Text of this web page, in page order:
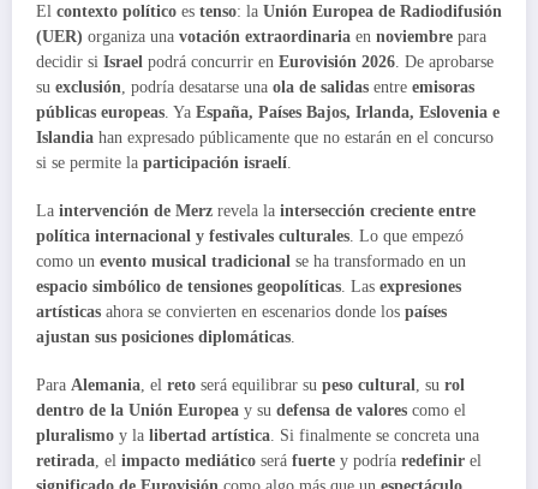
El contexto político es tenso: la Unión Europea de Radiodifusión
(UER) organiza una votación extraordinaria en noviembre para
decidir si Israel podrá concurrir en Eurovisión 2026 . De aprobarse
su exclusión , podría desatarse una ola de salidas entre emisoras
públicas europeas . Ya España, Países Bajos, Irlanda, Eslovenia e
Islandia han expresado públicamente que no estarán en el concurso
si se permite la participación israelí
La intervención de Merz revela la intersección creciente entre
política internacional y festivales culturales . Lo que empezó
como un evento musical tradicional se ha transformado en un
espacio simbólico de tensiones geopolíticas . Las expresiones
artísticas ahora se convierten en escenarios donde los países
ajustan sus posiciones diplomáticas
Para Alemania , el reto será equilibrar su peso cultural , su rol
dentro de la Unión Europea y su defensa de valores como el
pluralismo y la libertad artística . Si finalmente se concreta una
retirada , el impacto mediático será fuerte y podría redefinir el